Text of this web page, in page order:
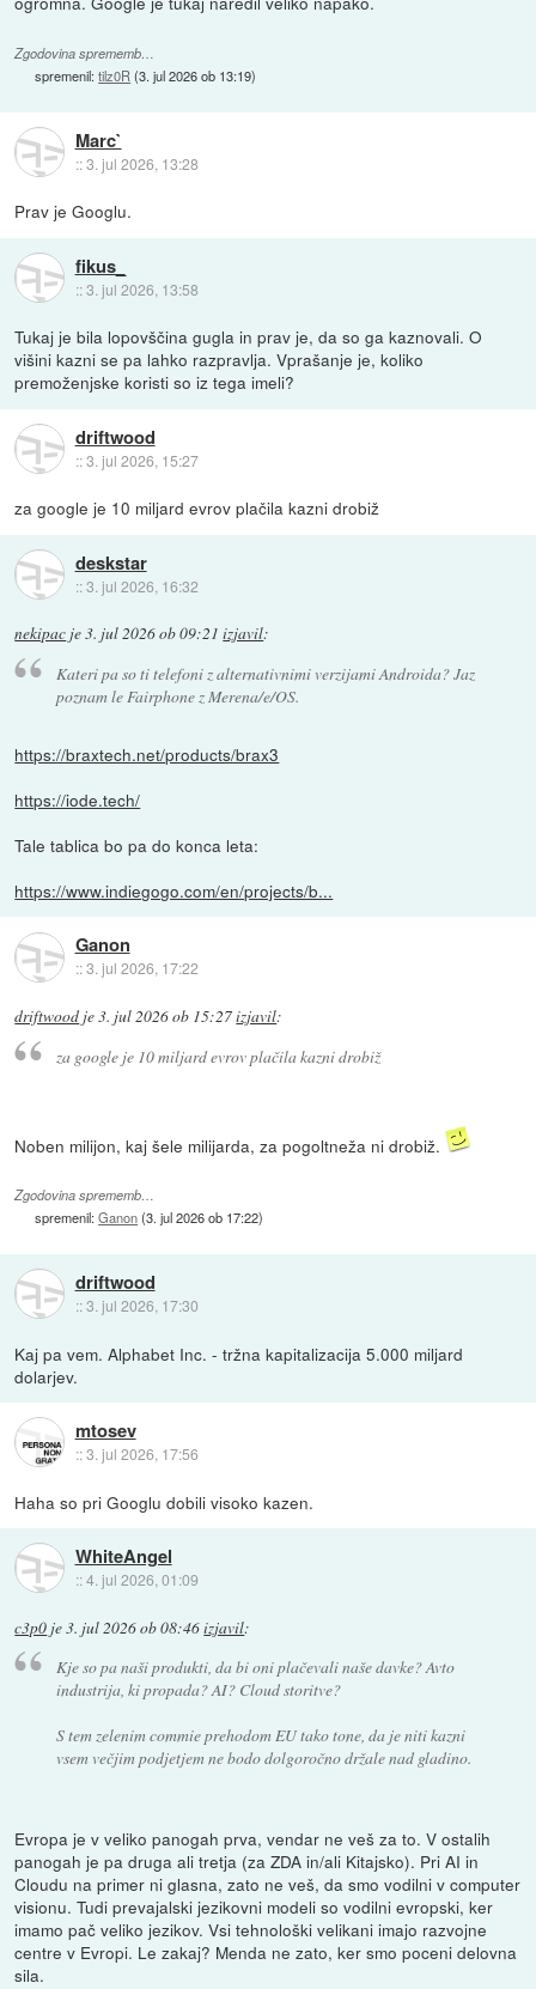
Zgodovina sprememb…
spremenil:tilz0R (3. jul 2026 ob 13:19)
Marc`
::3. jul 2026, 13:28
Prav je Googlu.
fikus_
::3. jul 2026, 13:58
Tukaj je bila lopovščina gugla in prav je, da so ga kaznovali. O
višini kazni se pa lahko razpravlja. Vprašanje je, koliko
premoženjske koristi so iz tega imeli?
driftwood
::3. jul 2026, 15:27
za google je 10 miljard evrov plačila kazni drobiž
deskstar
::3. jul 2026, 16:32
nekipac je3. jul 2026 ob 09:21 izjavil:
Kateri pa so ti telefoni z alternativnimi verzijami Androida? Jaz
poznam le Fairphone z Merena/e/OS.
https://braxtech.net/products/brax3
https://iode.tech/
Tale tablica bo pa do konca leta:
https://www.indiegogo.com/en/projects/b...
Ganon
::3. jul 2026, 17:22
driftwood je3. jul 2026 ob 15:27izjavil:
za google je 10 miljard evrov plačila kazni drobiž
Noben milijon, kaj šele milijarda, za pogoltneža ni drobiž.
Zgodovina sprememb…
spremenil:Ganon(3. jul 2026 ob 17:22)
driftwood
::3. jul 2026, 17:30
Kaj pa vem. Alphabet Inc. - tržna kapitalizacija 5.000 miljard
dolarjev.
mtosev
::3. jul 2026, 17:56
Haha so pri Googlu dobili visoko kazen.
WhiteAngel
::4. jul 2026, 01:09
c3p0 je3. jul 2026 ob 08:46izjavil:
Kje so pa naši produkti, da bi oni plačevali naše davke? Avto
industrija, ki propada? AI? Cloud storitve?
S tem zelenim commie prehodom EU tako tone, da je niti kazni
vsem večjim podjetjem ne bodo dolgoročno držale nad gladino.
Evropa je v veliko panogah prva, vendar ne veš za to. V ostalih
panogah je pa druga ali tretja (za ZDA in/ali Kitajsko). Pri AI in
Cloudu na primer ni glasna, zato ne veš, da smo vodilni v computer
visionu. Tudi prevajalski jezikovni modeli so vodilni evropski, ker
imamo pač veliko jezikov. Vsi tehnološki velikani imajo razvojne
centre v Evropi. Le zakaj? Menda ne zato, ker smo poceni delovna
sila.